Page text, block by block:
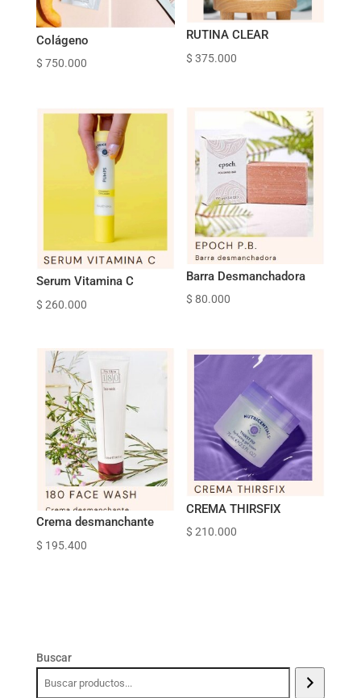
Colágeno
$ 750.000
RUTINA CLEAR
$ 375.000
Serum Vitamina C
$ 260.000
Barra Desmanchadora
$ 80.000
Crema desmanchante
$ 195.400
CREMA THIRSFIX
$ 210.000
Buscar